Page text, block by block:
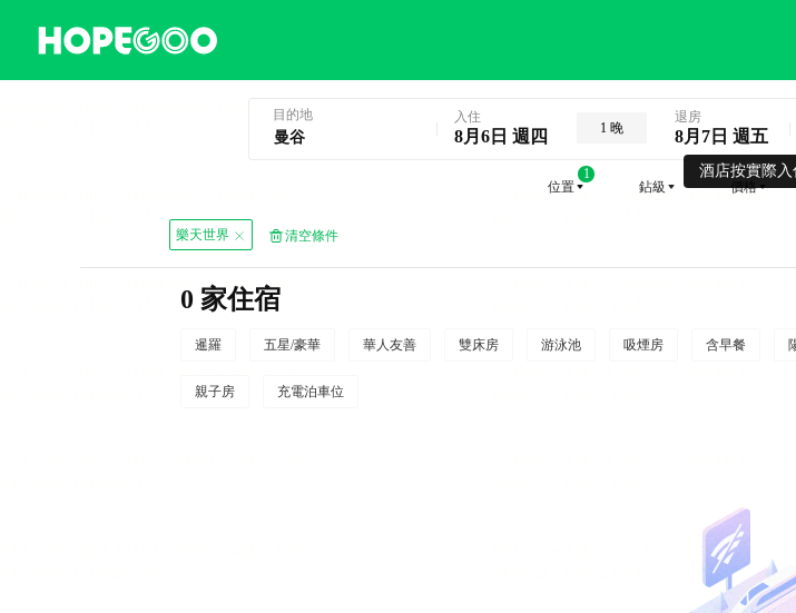
目的地 入住
8月6日 週四 1 晚
退房
8月7日 週五
酒店按實際入
位置
1
鉆級
價格
樂天世界 清空條件
0 家住宿
暹羅 五星/豪華 華人友善 雙床房 游泳池 吸煙房 含早餐
親子房 充電泊車位